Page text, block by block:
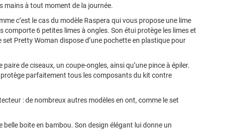
mains à tout moment de la journée.
c’est le cas du modèle Raspera qui vous propose une lime
6 petites limes à ongles. Son étui protège les limes et
Pretty Woman dispose d’une pochette en plastique pour
de ciseaux, un coupe-ongles, ainsi qu’une pince à épiler.
protège parfaitement tous les composants du kit contre
: de nombreux autres modèles en ont, comme le set
belle boite en bambou. Son design élégant lui donne un